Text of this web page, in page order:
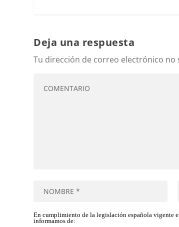
Deja una respuesta
Tu dirección de correo electrónico no
En cumplimiento de la legislación española vigente
informamos de: